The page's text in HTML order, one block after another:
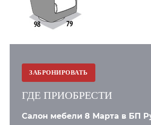
ЗАБРОНИРОВАТЬ
ГДЕ ПРИОБРЕСТИ
Салон мебели 8 Марта в БП